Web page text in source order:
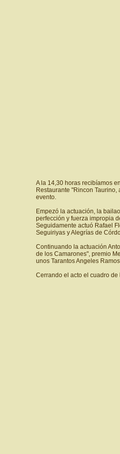
A la 14,30 horas recibíamos
Restaurante "Rincon
evento.
Empezó la actuación, la
perfección y fuerza impropia
Seguidamente actuó Rafael
Seguiriyas y Alegrías de
Continuando la actuación
de los Camarones", premio
unos Tarantos Angeles
Cerrando el acto el cuadro